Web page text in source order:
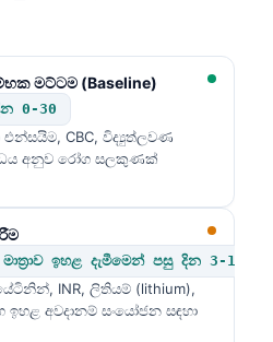
මට්ටම (Baseline)
0-30
එන්සයිම, CBC, විද්‍යුත්ලවණ
අනුව රෝග සලකුණක්
ඉහළ දැමීමෙන් පසු දින 3-14
INR, ලිතියම් (lithium),
අවදානම් සංයෝජන සඳහා